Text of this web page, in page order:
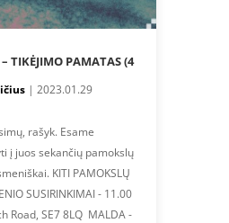
TIKĖJIMO PAMATAS (4
| 2023.01.29
rašyk. Esame
į juos sekančių pamokslų
KITI PAMOKSLŲ
SUSIRINKIMAI - 11.00
Road, SE7 8LQ MALDA -